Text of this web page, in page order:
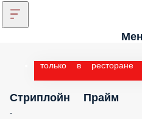
только в ресторане
Стриплойн Прайм
-